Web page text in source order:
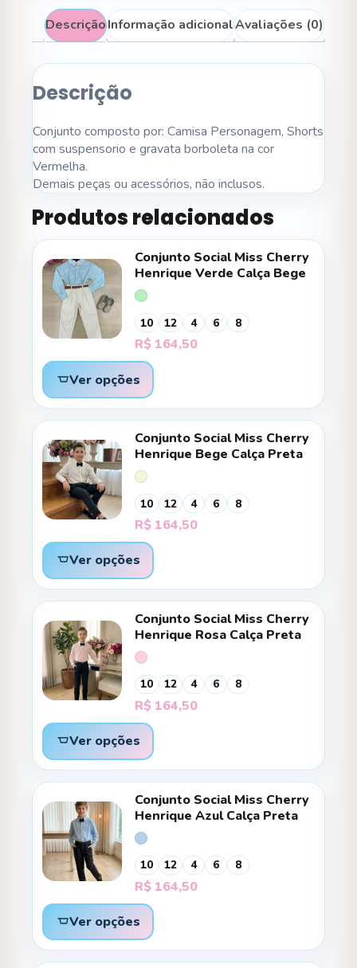
DescriçãoInformação adicionalAvaliações (0)
Descrição
Conjunto composto por: Camisa Personagem, Shorts
com suspensorio e gravata borboleta na cor
Vermelha.
Demais peças ou acessórios, não inclusos.
Produtos relacionados
Conjunto Social Miss Cherry
Henrique Verde Calça Bege
10 12 4 6 8
R$ 164,50
Ver opções
Conjunto Social Miss Cherry
Henrique Bege Calça Preta
10 12 4 6 8
R$ 164,50
Ver opções
Conjunto Social Miss Cherry
Henrique Rosa Calça Preta
10 12 4 6 8
R$ 164,50
Ver opções
Conjunto Social Miss Cherry
Henrique Azul Calça Preta
10 12 4 6 8
R$ 164,50
Ver opções